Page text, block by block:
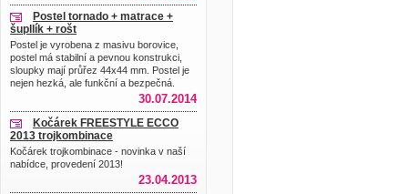
Postel tornado + matrace +
šupllík + rošt
Postel je vyrobena z masivu borovice,
postel má stabilní a pevnou konstrukci,
sloupky mají průřez 44x44 mm. Postel je
nejen hezká, ale funkční a bezpečná.
30.07.2014
Kočárek FREESTYLE ECCO
2013 trojkombinace
Kočárek trojkombinace - novinka v naší
nabídce, provedení 2013!
23.04.2013